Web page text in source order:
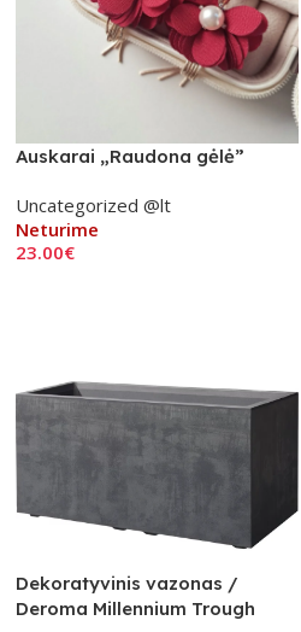
Auskarai „Raudona gėlė”
Uncategorized @lt
Neturime
23.00€
Dekoratyvinis vazonas /
Deroma Millennium Trough